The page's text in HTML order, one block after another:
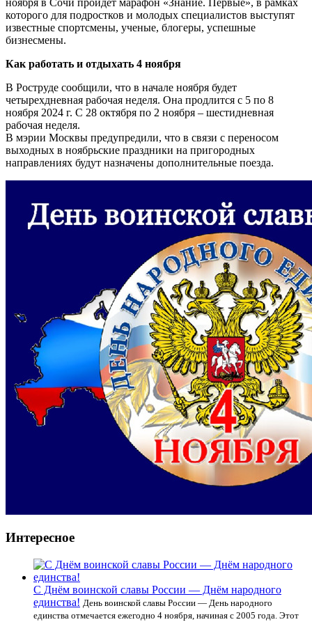
которого для подростков и молодых специалистов выступят
известные спортсмены, ученые, блогеры, успешные
бизнесмены.
Как работать и отдыхать 4 ноября
В Роструде сообщили, что в начале ноября будет
четырехдневная рабочая неделя. Она продлится с 5 по 8
ноября 2024 г. С 28 октября по 2 ноября – шестидневная
рабочая неделя.
В мэрии Москвы предупредили, что в связи с переносом
выходных в ноябрьские праздники на пригородных
направлениях будут назначены дополнительные поезда.
Интересное
С Днём воинской славы России — Днём народного
единства! День воинской славы России — День народного
единства отмечается ежегодно 4 ноября, начиная с 2005 года. Этот